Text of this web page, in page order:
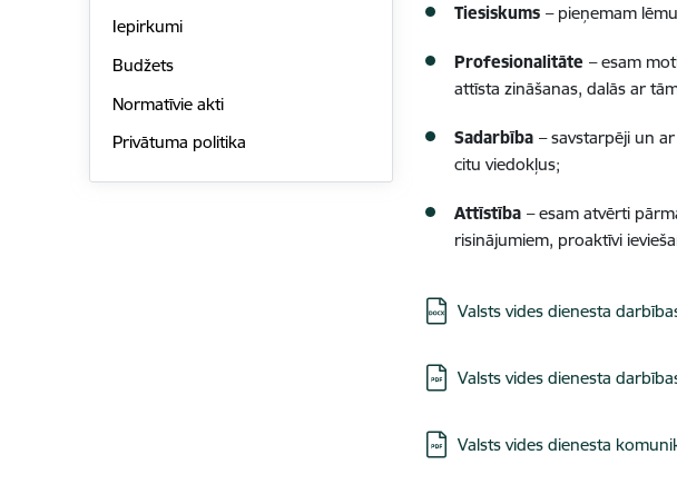
Iepirkumi
Budžets
Normatīvie akti
Privātuma politika
Tiesiskums– pieņemam
Profesionalitāte– esam
attīsta zināšanas, dalās ar
Sadarbība– savstarpēji un
citu viedokļus;
Attīstība– esam atvērti
risinājumiem, proaktīvi
Lejupielādēt:
Valsts vides dienesta
Lejupielādēt:
Valsts vides dienesta
Lejupielādēt:
Valsts vides dienesta